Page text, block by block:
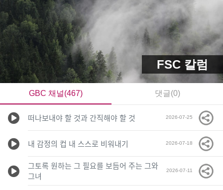
FSC 칼럼
GBC 채널(467) 댓글(0)
떠나보내야 할 것과 간직해야 할 것 2026-07-25
내 감정의 컵 내 스스로 비워내기 2026-07-18
그토록 원하는 그 필요를 보듬어 주는 그와
그녀
2026-07-11